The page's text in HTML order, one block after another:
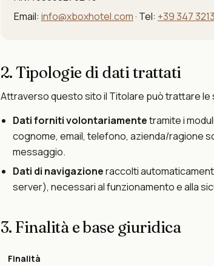
Email: info@xboxhotel.com · Tel: +39 347
2. Tipologie di dati trattati
Attraverso questo sito il Titolare può trattare le
Dati forniti volontariamentetramite i
cognome, email, telefono, azienda/ragione
messaggio.
Dati di navigazioneraccolti
server), necessari al funzionamento e alla
3. Finalità e base giuridica
Finalità